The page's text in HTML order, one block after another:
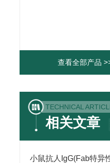
查看全部产品
TECHNICAL
相关文章
小鼠抗人IgG(Fab特异